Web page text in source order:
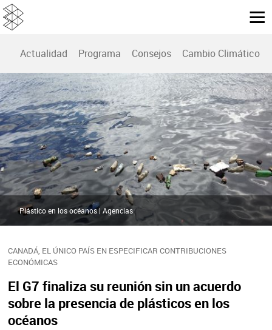
Actualidad Programa Consejos Cambio Climático
CANADÁ, EL ÚNICO PAÍS EN ESPECIFICAR CONTRIBUCIONES
ECONÓMICAS
El G7 finaliza su reunión sin un acuerdo
sobre la presencia de plásticos en los
océanos
Plástico en los océanos | Agencias